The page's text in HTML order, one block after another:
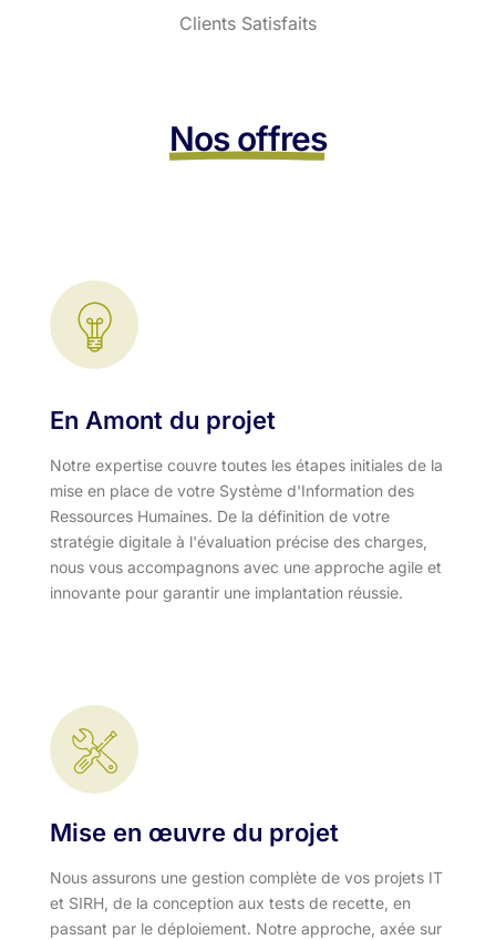
Clients Satisfaits
Nos offres
En Amont du projet
Notre expertise couvre toutes les étapes initiales de la
mise en place de votre Système d'Information des
Ressources Humaines. De la définition de votre
stratégie digitale à l'évaluation précise des charges,
nous vous accompagnons avec une approche agile et
innovante pour garantir une implantation réussie.
Mise en œuvre du projet
Nous assurons une gestion complète de vos projets IT
et SIRH, de la conception aux tests de recette, en
passant par le déploiement. Notre approche, axée sur